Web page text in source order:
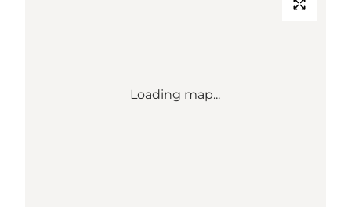
Loading map...